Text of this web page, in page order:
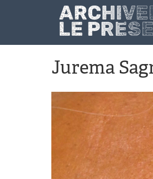
Aller au contenu principal
Jurema